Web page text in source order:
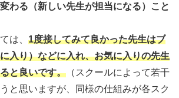
わる（新しい先生が担当になる）こと
は、 1度接してみて良かった先生はブ
入り）などに入れ、お気に入りの先生
と良いです。 （スクールによって若干
と思いますが、同様の仕組みが各スク